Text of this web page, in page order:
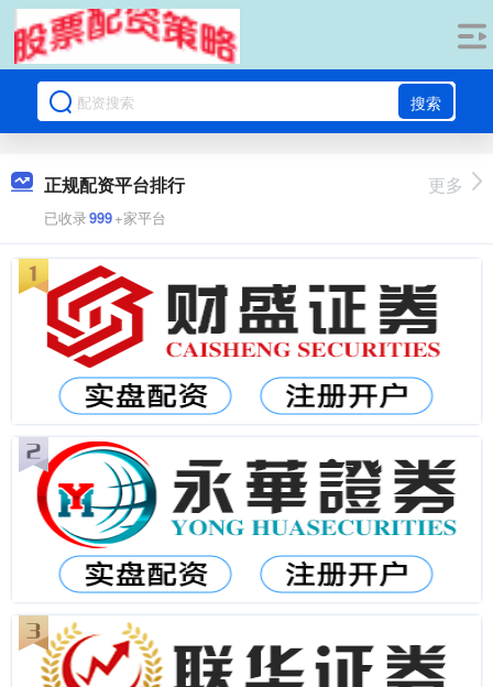
搜索
正规配资平台排行
已收录999+家平台
更多